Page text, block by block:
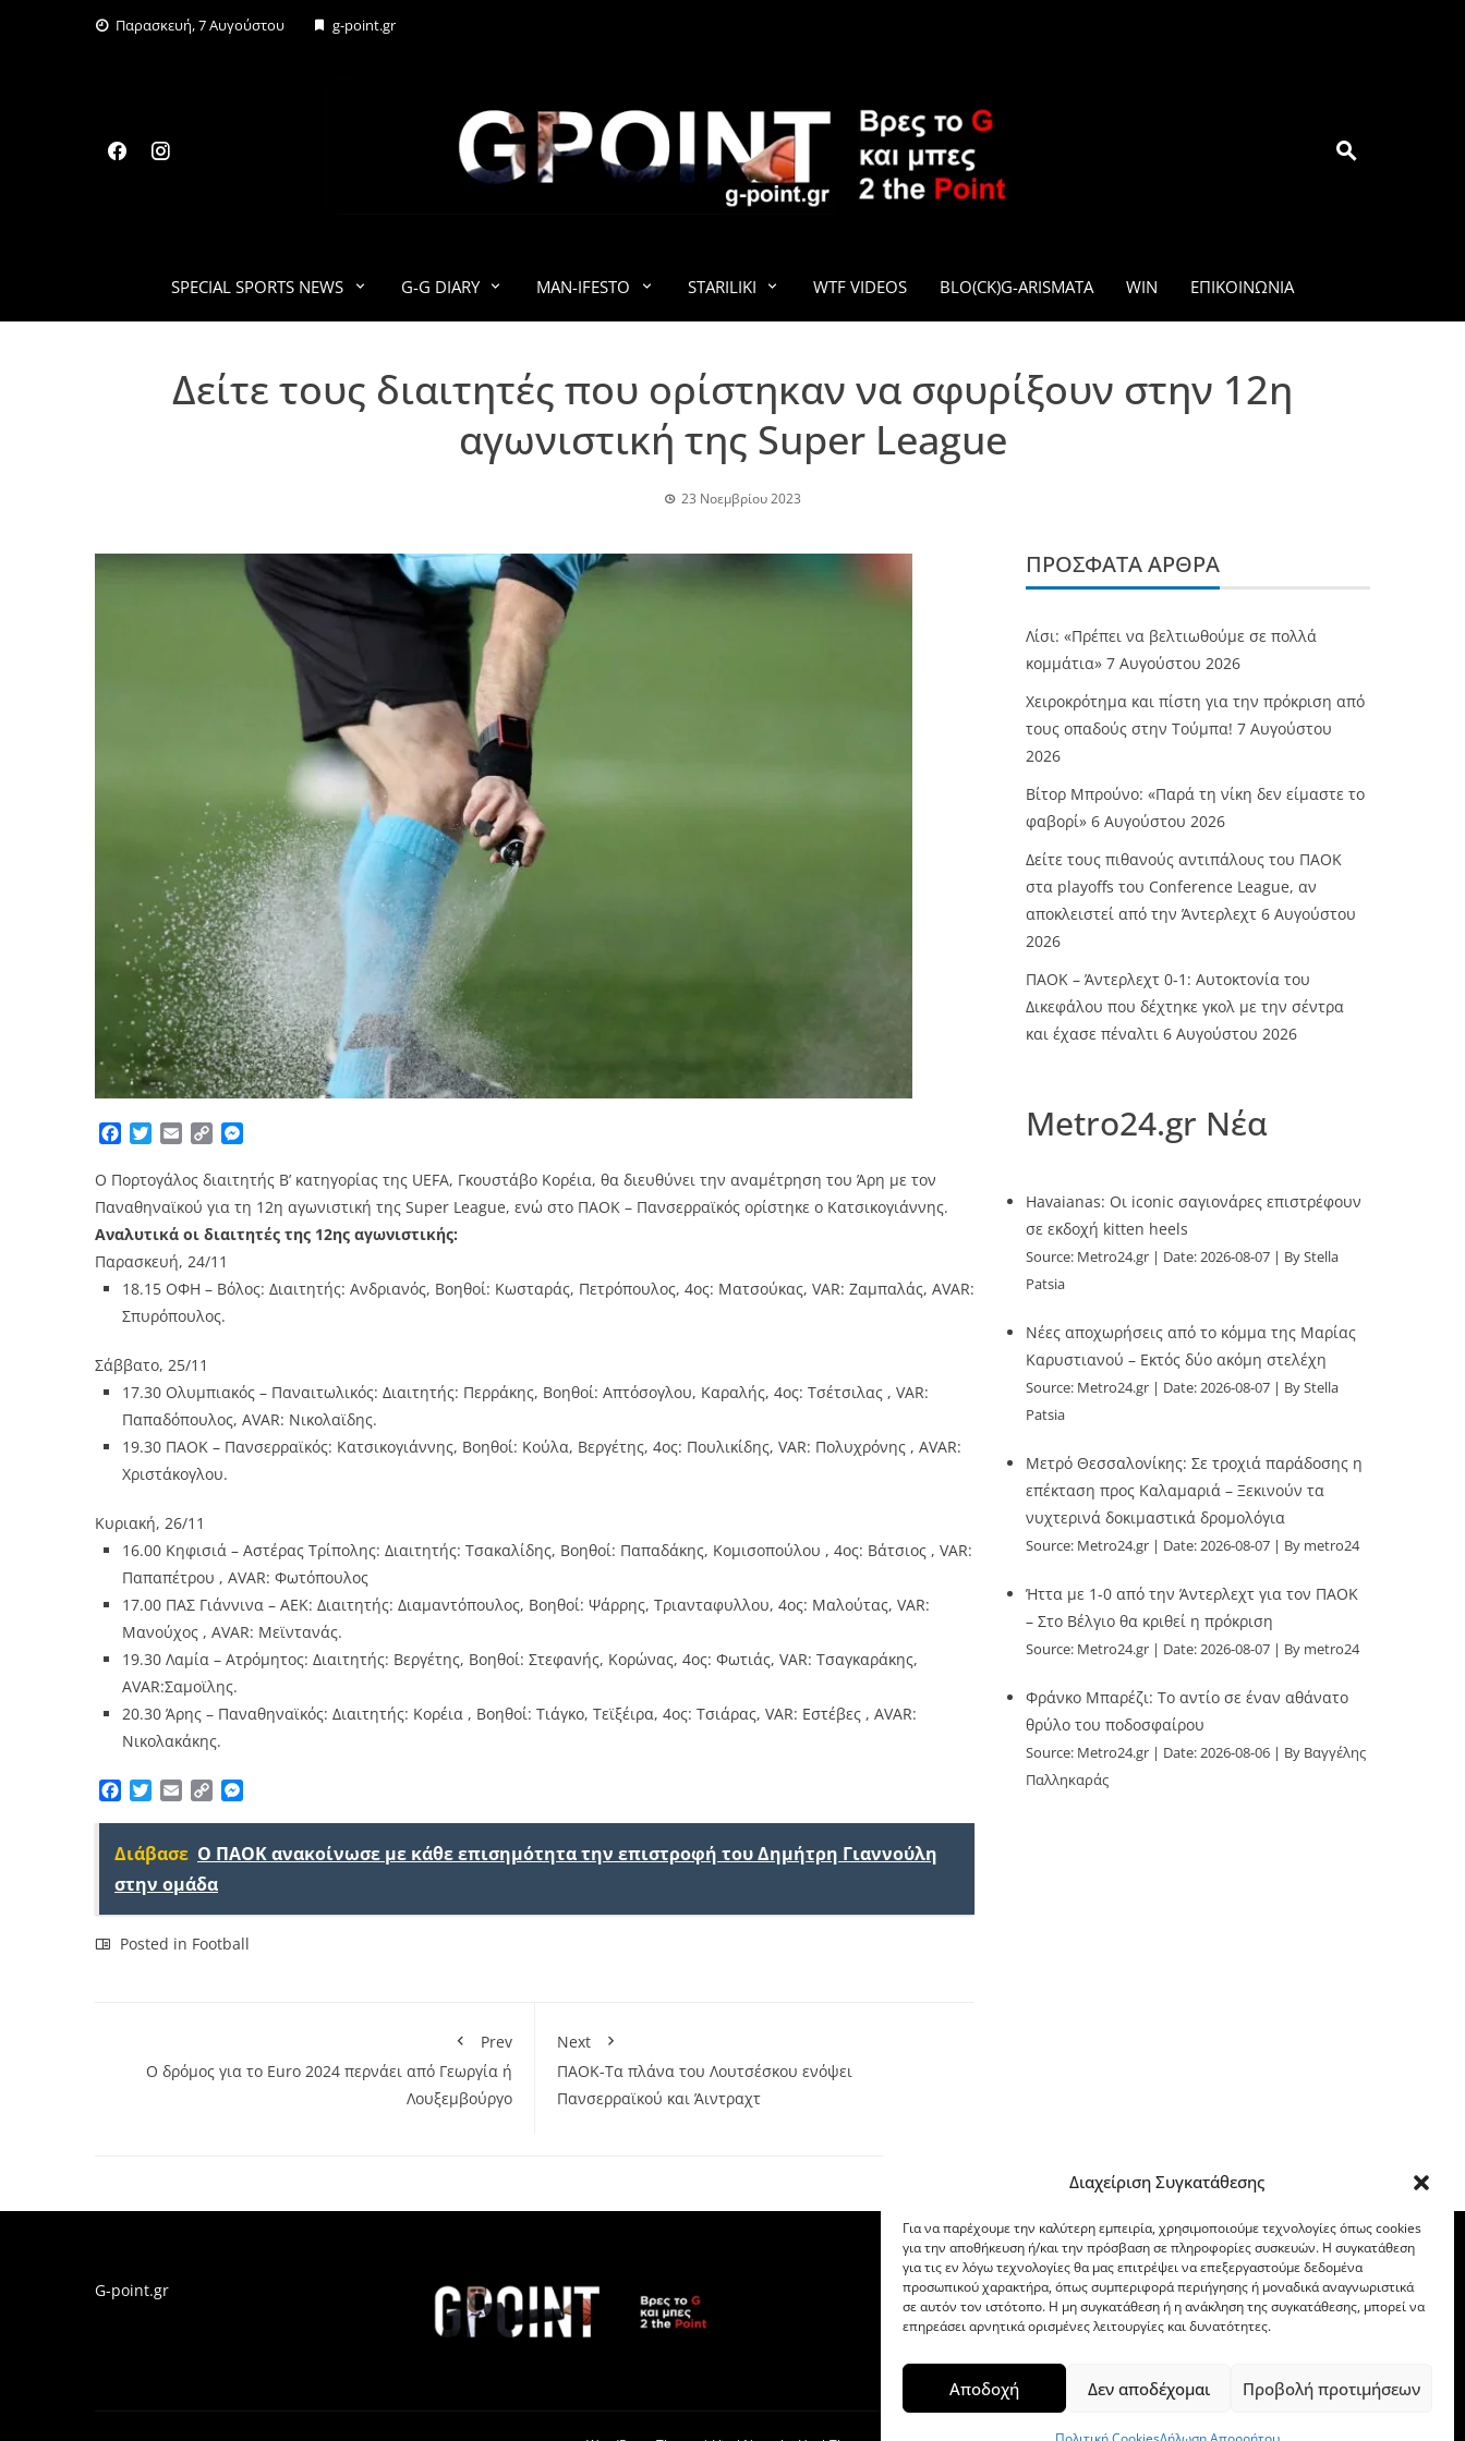
Διαχείριση Συγκατάθεσης
Για να παρέχουμε την καλύτερη εμπειρία, χρησιμοποιούμε τεχνολογίες όπως cookies
για την αποθήκευση ή/και την πρόσβαση σε πληροφορίες συσκευών. Η συγκατάθεση
για τις εν λόγω τεχνολογίες θα μας επιτρέψει να επεξεργαστούμε δεδομένα
προσωπικού χαρακτήρα, όπως συμπεριφορά περιήγησης ή μοναδικά αναγνωριστικά
σε αυτόν τον ιστότοπο. Η μη συγκατάθεση ή η ανάκληση της συγκατάθεσης, μπορεί να
επηρεάσει αρνητικά ορισμένες λειτουργίες και δυνατότητες.
Αποδοχή Δεν αποδέχομαι Προβολή προτιμήσεων
Παρασκευή, 7 Αυγούστου g-point.gr
G-POINT.GR
SPECIAL SPORTS NEWS G-G DIARY MAN-IFESTO STARILIKI WTF VIDEOS BLO(CK)G-ARISMATA WIN ΕΠΙΚΟΙΝΩΝΊΑ
Δείτε τους διαιτητές που ορίστηκαν να σφυρίξουν στην 12η
αγωνιστική της Super League
23 Νοεμβρίου 2023
Facebook
TwitterEmailCopy
Ο Πορτογάλος διαιτητής Β’ κατηγορίας της UEFA, Γκουστάβο Κορέια, θα διευθύνει την αναμέτρηση του Άρη με τον
Παναθηναϊκού για τη 12η αγωνιστική της Super League, ενώ στο ΠΑΟΚ – Πανσερραϊκός ορίστηκε ο Κατσικογιάννης.
Αναλυτικά οι διαιτητές της 12ης αγωνιστικής:
Παρασκευή, 24/11
18.15 OΦΗ – Βόλος: Διαιτητής: Ανδριανός, Βοηθοί: Κωσταράς, Πετρόπουλος, 4ος: Ματσούκας, VAR: Ζαμπαλάς, AVAR:
Σπυρόπουλος.
Σάββατο, 25/11
17.30 Ολυμπιακός – Παναιτωλικός: Διαιτητής: Περράκης, Βοηθοί: Aπτόσογλου, Καραλής, 4ος: Τσέτσιλας , VAR:
Παπαδόπουλος, AVAR: Νικολαϊδης.
19.30 ΠΑΟΚ – Πανσερραϊκός: Κατσικογιάννης, Βοηθοί: Κούλα, Βεργέτης, 4ος: Πουλικίδης, VAR: Πολυχρόνης , AVAR:
Χριστάκογλου.
Κυριακή, 26/11
16.00 Κηφισιά – Αστέρας Τρίπολης: Διαιτητής: Τσακαλίδης, Βοηθοί: Παπαδάκης, Κομισοπούλου , 4ος: Βάτσιος , VAR:
Παπαπέτρου , AVAR: Φωτόπουλος
17.00 ΠΑΣ Γιάννινα – ΑΕΚ: Διαιτητής: Διαμαντόπουλος, Βοηθοί: Ψάρρης, Τριανταφυλλου, 4ος: Μαλούτας, VAR:
Μανούχος , AVAR: Μεϊντανάς.
19.30 Λαμία – Ατρόμητος: Διαιτητής: Βεργέτης, Βοηθοί: Στεφανής, Κορώνας, 4ος: Φωτιάς, VAR: Τσαγκαράκης,
AVAR:Σαμοϊλης.
20.30 Άρης – Παναθηναϊκός: Διαιτητής: Κορέια , Βοηθοί: Τιάγκο, Tεϊξέιρα, 4ος: Τσιάρας, VAR: Εστέβες , AVAR:
Nικολακάκης.
Facebook
TwitterEmailCopy
Διάβασε Ο ΠΑΟΚ ανακοίνωσε με κάθε επισημότητα την επιστροφή του Δημήτρη Γιαννούλη
στην ομάδα
Posted in Football
Prev
Ο δρόμος για το Euro 2024 περνάει από Γεωργία ή
Λουξεμβούργο
Next
ΠΑΟΚ-Τα πλάνα του Λουτσέσκου ενόψει
Πανσερραϊκού και Άιντραχτ
ΠΡΌΣΦΑΤΑ ΆΡΘΡΑ
Λίσι: «Πρέπει να βελτιωθούμε σε πολλά
κομμάτια» 7 Αυγούστου 2026
Χειροκρότημα και πίστη για την πρόκριση από
τους οπαδούς στην Τούμπα! 7 Αυγούστου
2026
Βίτορ Μπρούνο: «Παρά τη νίκη δεν είμαστε το
φαβορί» 6 Αυγούστου 2026
Δείτε τους πιθανούς αντιπάλους του ΠΑΟΚ
στα playoffs του Conference League, αν
αποκλειστεί από την Άντερλεχτ 6 Αυγούστου
2026
ΠΑΟΚ – Άντερλεχτ 0-1: Αυτοκτονία του
Δικεφάλου που δέχτηκε γκολ με την σέντρα
και έχασε πέναλτι 6 Αυγούστου 2026
Metro24.gr Νέα
Havaianas: Οι iconic σαγιονάρες επιστρέφουν
σε εκδοχή kitten heels
Source: Metro24.gr Date: 2026-08-07
By Stella
Patsia
Νέες αποχωρήσεις από το κόμμα της Μαρίας
Καρυστιανού – Εκτός δύο ακόμη στελέχη
Source: Metro24.gr Date: 2026-08-07
By Stella
Patsia
Μετρό Θεσσαλονίκης: Σε τροχιά παράδοσης η
επέκταση προς Καλαμαριά – Ξεκινούν τα
νυχτερινά δοκιμαστικά δρομολόγια
Source: Metro24.gr Date: 2026-08-07 By metro24
Ήττα με 1-0 από την Άντερλεχτ για τον ΠΑΟΚ
– Στο Βέλγιο θα κριθεί η πρόκριση
Source: Metro24.gr Date: 2026-08-07 By metro24
Φράνκο Μπαρέζι: Το αντίο σε έναν αθάνατο
θρύλο του ποδοσφαίρου
Source: Metro24.gr Date: 2026-08-06
By Βαγγέλης
Παλληκαράς
G-point.gr